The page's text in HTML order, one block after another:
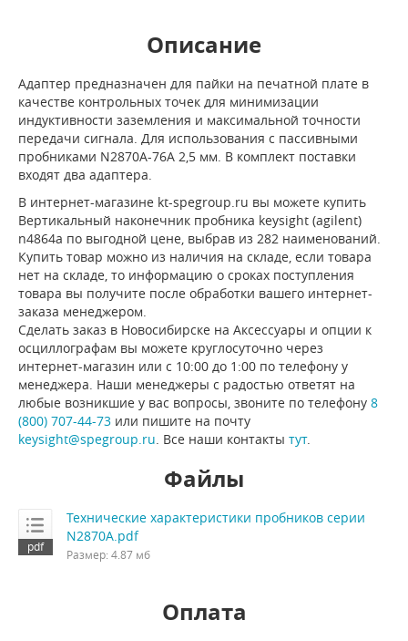
Описание
Адаптер предназначен для пайки на печатной плате в
качестве контрольных точек для минимизации
индуктивности заземления и максимальной точности
передачи сигнала. Для использования с пассивными
пробниками N2870A-76A 2,5 мм. В комплект поставки
входят два адаптера.
В интернет-магазине kt-spegroup.ru вы можете купить
Вертикальный наконечник пробника keysight (agilent)
n4864a по выгодной цене, выбрав из 282 наименований.
Купить товар можно из наличия на складе, если товара
нет на складе, то информацию о сроках поступления
товара вы получите после обработки вашего интернет-
заказа менеджером.
Сделать заказ в Новосибирске на Аксессуары и опции к
осциллографам вы можете круглосуточно через
интернет-магазин или с 10:00 до 1:00 по телефону у
менеджера. Наши менеджеры с радостью ответят на
любые возникшие у вас вопросы, звоните по телефону 8
(800) 707-44-73 или пишите на почту
keysight@spegroup.ru. Все наши контакты тут.
Файлы
Технические характеристики пробников серии
N2870A.pdf
Размер: 4.87 мб
Оплата